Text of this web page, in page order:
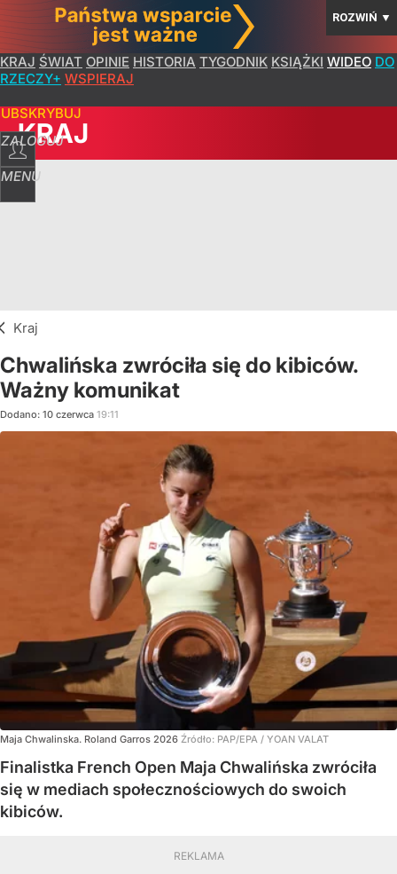
ROZWIŃ ▼
KRAJ ŚWIAT OPINIE HISTORIA TYGODNIK KSIĄŻKI WIDEO DO
RZECZY+ WSPIERAJ
ZALOGUJ
MENU
KRAJ
Kraj
Chwalińska zwróciła się do kibiców.
Ważny komunikat
Dodano: 10 czerwca 19:11
Maja Chwalinska. Roland Garros 2026 Źródło: PAP/EPA / YOAN VALAT
Finalistka French Open Maja Chwalińska zwróciła
się w mediach społecznościowych do swoich
kibiców.